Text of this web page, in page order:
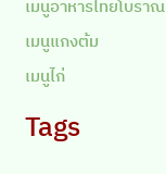
เมนูอาหารไทยโบราณ
เมนูแกงต้ม
เมนูไก่
Tags